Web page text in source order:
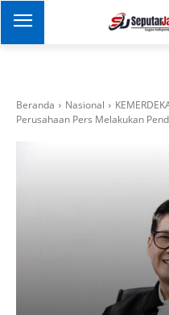
Beranda Nasional
Perusahaan Pers Melakukan